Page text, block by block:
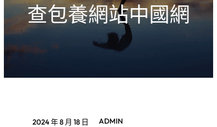
查包養網站中國網
2024 年 8 月 18 日 ADMIN